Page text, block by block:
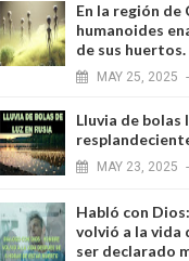
En la región de
humanoides
de sus huertos.
MAY 25, 2025 -
Lluvia de bolas
MAY 23, 2025 -
Habló con
volvió a la vida
ser declarado